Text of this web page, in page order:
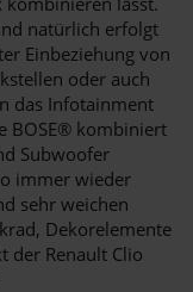
natürlich erfolgt
Einbeziehung von
oder auch
das Infotainment
BOSE® kombiniert
Subwoofer
immer wieder
sehr weichen
Dekorelemente
der Renault Clio